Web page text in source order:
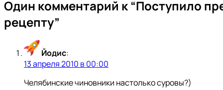
Один комментарий к “Поступило
рецепту”
Йодис:
13 апреля 2010 в 00:00
Челябинские чиновники настолько суровы?)